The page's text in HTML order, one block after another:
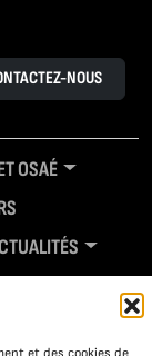
NOUS
OSAÉ